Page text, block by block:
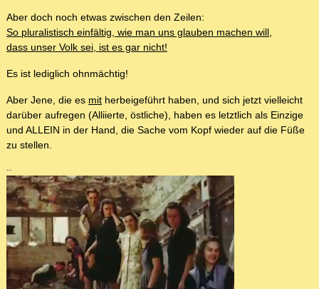
Aber doch noch etwas zwischen den Zeilen:
So pluralistisch einfältig, wie man uns glauben machen will,
dass unser Volk sei, ist es gar nicht!
Es ist lediglich ohnmächtig!
Aber Jene, die es mit herbeigeführt haben, und sich jetzt vielleicht
darüber aufregen (Alliierte, östliche), haben es letztlich als Einzige
und ALLEIN in der Hand, die Sache vom Kopf wieder auf die Füße
zu stellen.
--